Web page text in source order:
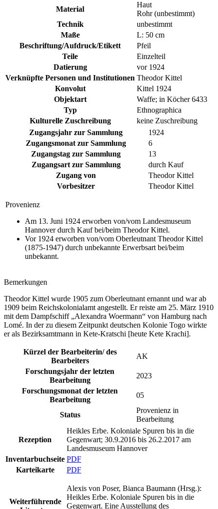
Material
Haut
Rohr (unbestimmt)
Technik
unbestimmt
Maße
L: 50 cm
Beschriftung/Aufdruck/Etikett
Pfeil
Teile
Einzelteil
Datierung
vor 1924
Verknüpfte Personen und Institutionen Theodor Kittel
Konvolut
Kittel 1924
Objektart
Waffe; in Köcher 6433
Typ
Ethnographica
Kulturelle Zuschreibung
keine Zuschreibung
Zugangsjahr zur Sammlung
1924
Zugangsmonat zur Sammlung
6
Zugangstag zur Sammlung
13
Zugangsart zur Sammlung
durch Kauf
Zugang von
Theodor Kittel
Vorbesitzer
Theodor Kittel
Provenienz
Am 13. Juni 1924 erworben von/vom Landesmuseum
Hannover durch Kauf bei/beim Theodor Kittel.
Vor 1924 erworben von/vom Oberleutnant Theodor Kittel
(1875-1947) durch unbekannte Erwerbsart bei/beim
unbekannt.
Bemerkungen
Theodor Kittel wurde 1905 zum Oberleutnant ernannt und war ab
1909 beim Reichskolonialamt angestellt. Er reiste am 25. März 1910
mit dem Dampfschiff „Alexandra Woermann“ von Hamburg nach
Lomé. In der zu diesem Zeitpunkt deutschen Kolonie Togo wirkte
er als Bezirksamtmann in Kete-Kratschi [heute Kete Krachi].
Kürzel der Bearbeiterin/ des
Bearbeiters
AK
Forschungsjahr der letzten
Bearbeitung
2023
Forschungsmonat der letzten
Bearbeitung
05
Status
Provenienz in
Bearbeitung
Rezeption
Heikles Erbe. Koloniale Spuren bis in die
Gegenwart; 30.9.2016 bis 26.2.2017 am
Landesmuseum Hannover
Inventarbuchseite PDF
Karteikarte
PDF
Weiterführende
Alexis von Poser, Bianca Baumann (Hrsg.):
Heikles Erbe. Koloniale Spuren bis in die
Gegenwart. Eine Ausstellung des